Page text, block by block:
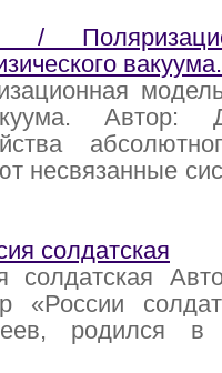
вакуума.
несвязанные
солдатская
солдатская
«России
родился